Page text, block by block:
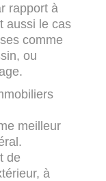
rapport à
aussi le cas
comme
ou
meilleur
de
à